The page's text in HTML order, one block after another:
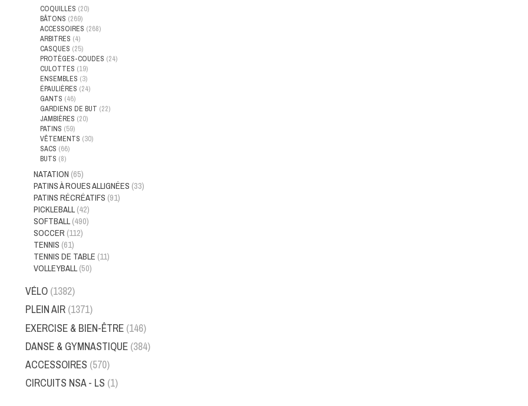
COQUILLES (20)
BÂTONS (269)
ACCESSOIRES (268)
ARBITRES (4)
CASQUES (25)
PROTÈGES-COUDES (24)
CULOTTES (19)
ENSEMBLES (3)
ÉPAULIÈRES (24)
GANTS (46)
GARDIENS DE BUT (22)
JAMBIÈRES (20)
PATINS (59)
VÊTEMENTS (30)
SACS (66)
BUTS (8)
NATATION (65)
PATINS À ROUES ALLIGNÉES (33)
PATINS RÉCRÉATIFS (91)
PICKLEBALL (42)
SOFTBALL (490)
SOCCER (112)
TENNIS (61)
TENNIS DE TABLE (11)
VOLLEYBALL (50)
VÉLO (1382)
PLEIN AIR (1371)
EXERCISE & BIEN-ÊTRE (146)
DANSE & GYMNASTIQUE (384)
ACCESSOIRES (570)
CIRCUITS NSA - LS (1)